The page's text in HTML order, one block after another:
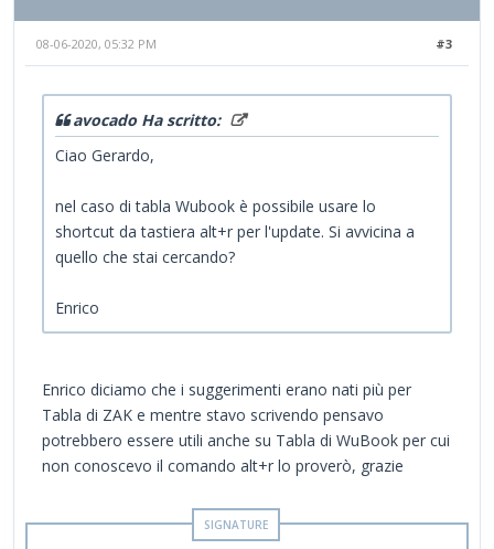
#3
08-06-2020, 05:32 PM
avocado Ha scritto:
Ciao Gerardo,
nel caso di tabla Wubook è possibile usare lo
shortcut da tastiera alt+r per l'update. Si avvicina a
quello che stai cercando?
Enrico
Enrico diciamo che i suggerimenti erano nati più per
Tabla di ZAK e mentre stavo scrivendo pensavo
potrebbero essere utili anche su Tabla di WuBook per cui
non conoscevo il comando alt+r lo proverò, grazie